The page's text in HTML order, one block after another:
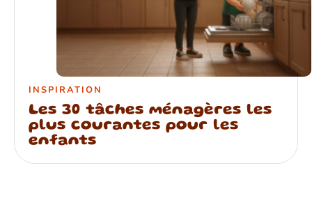
INSPIRATION
Les 30 tâches ménagères les
plus courantes pour les
enfants